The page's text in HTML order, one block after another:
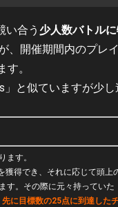
い合う 少人数バトル
、開催期間内のプレ
。
と似ていますが少
ます。
獲得でき、それに応じて頭
す。その際に元々持ってい
に目標数の25点に到達した